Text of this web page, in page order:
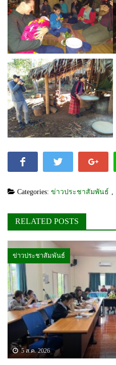
Categories: ข่าวประชาสัมพันธ์ ,
RELATED POSTS
ข่าวประชาสัมพันธ์
5 ส.ค. 2026